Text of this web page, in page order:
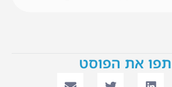
את הפוסט